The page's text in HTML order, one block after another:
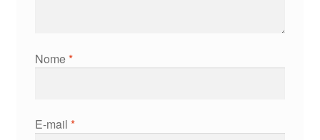
Nome*
E-mail *